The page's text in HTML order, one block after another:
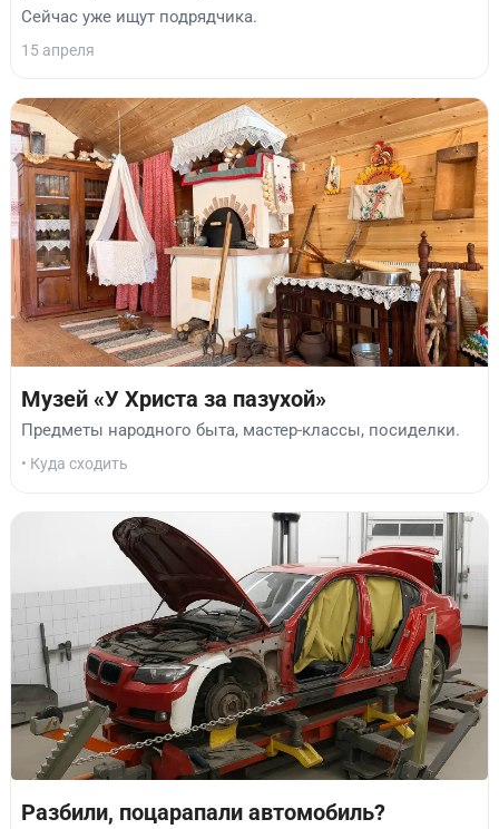
Сейчас уже ищут подрядчика.
15 апреля
Музей «У Христа за пазухой»
Предметы народного быта, мастер-классы, посиделки.
• Куда сходить
Разбили, поцарапали автомобиль?